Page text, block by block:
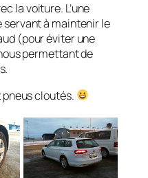
la voiture. L’une
servant à maintenir le
(pour éviter une
permettant de
cloutés.